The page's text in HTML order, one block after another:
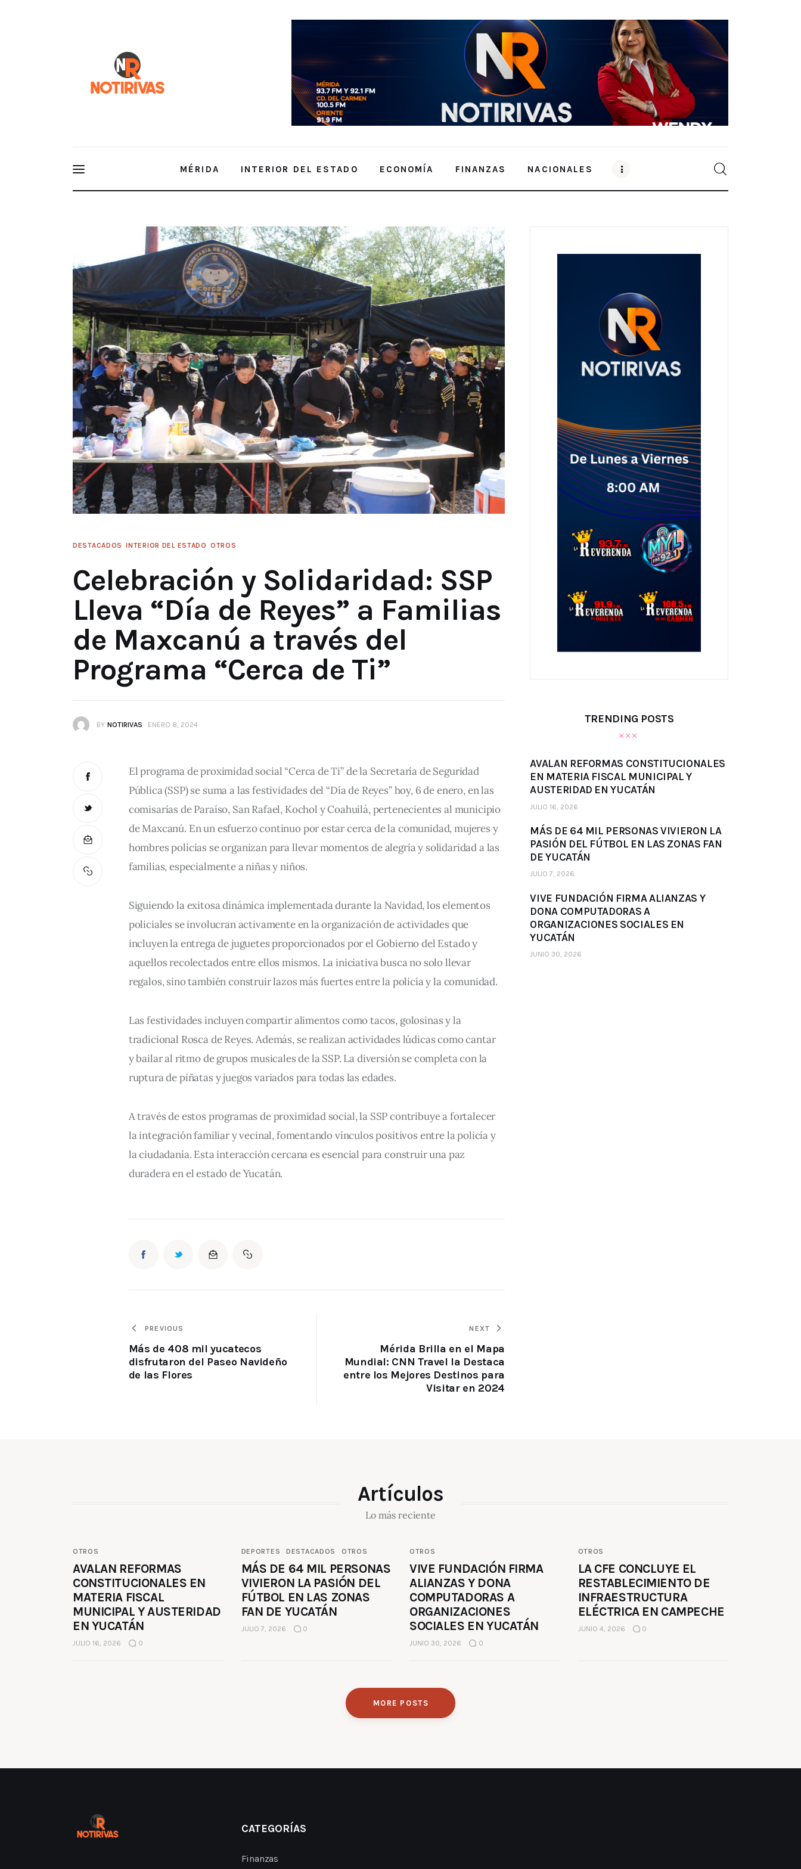
MÉRIDA INTERIOR DEL ESTADO ECONOMÍA FINANZAS NACIONALES
Celebración y Solidaridad: SSP Lleva “Día de Reyes” a Familias de Maxcanú a través del
DESTACADOS INTERIOR DEL ESTADO OTROS
Celebración y Solidaridad: SSP
Lleva “Día de Reyes” a Familias
de Maxcanú a través del
Programa “Cerca de Ti”
BY NOTIRIVAS ENERO 8, 2024
El programa de proximidad social “Cerca de Ti” de la Secretaría de Seguridad
Pública (SSP) se suma a las festividades del “Día de Reyes” hoy, 6 de enero, en las
comisarías de Paraíso, San Rafael, Kochol y Coahuilá, pertenecientes al municipio
de Maxcanú. En un esfuerzo continuo por estar cerca de la comunidad, mujeres y
hombres policías se organizan para llevar momentos de alegría y solidaridad a las
familias, especialmente a niñas y niños.
Siguiendo la exitosa dinámica implementada durante la Navidad, los elementos
policiales se involucran activamente en la organización de actividades que
incluyen la entrega de juguetes proporcionados por el Gobierno del Estado y
aquellos recolectados entre ellos mismos. La iniciativa busca no solo llevar
regalos, sino también construir lazos más fuertes entre la policía y la comunidad.
Las festividades incluyen compartir alimentos como tacos, golosinas y la
tradicional Rosca de Reyes. Además, se realizan actividades lúdicas como cantar
y bailar al ritmo de grupos musicales de la SSP. La diversión se completa con la
ruptura de piñatas y juegos variados para todas las edades.
A través de estos programas de proximidad social, la SSP contribuye a fortalecer
la integración familiar y vecinal, fomentando vínculos positivos entre la policía y
la ciudadanía. Esta interacción cercana es esencial para construir una paz
duradera en el estado de Yucatán.
PREVIOUS
Más de 408 mil yucatecos
disfrutaron del Paseo Navideño
de las Flores
NEXT
Mérida Brilla en el Mapa
Mundial: CNN Travel la Destaca
entre los Mejores Destinos para
Visitar en 2024
TRENDING POSTS
AVALAN REFORMAS CONSTITUCIONALES
EN MATERIA FISCAL MUNICIPAL Y
AUSTERIDAD EN YUCATÁN
JULIO 16, 2026
MÁS DE 64 MIL PERSONAS VIVIERON LA
PASIÓN DEL FÚTBOL EN LAS ZONAS FAN
DE YUCATÁN
JULIO 7, 2026
VIVE FUNDACIÓN FIRMA ALIANZAS Y
DONA COMPUTADORAS A
ORGANIZACIONES SOCIALES EN
YUCATÁN
JUNIO 30, 2026
Artículos
Lo más reciente
OTROS
AVALAN REFORMAS
CONSTITUCIONALES EN
MATERIA FISCAL
MUNICIPAL Y AUSTERIDAD
EN YUCATÁN
JULIO 16, 2026 0
DEPORTES DESTACADOS OTROS
MÁS DE 64 MIL PERSONAS
VIVIERON LA PASIÓN DEL
FÚTBOL EN LAS ZONAS
FAN DE YUCATÁN
JULIO 7, 2026 0
OTROS
VIVE FUNDACIÓN FIRMA
ALIANZAS Y DONA
COMPUTADORAS A
ORGANIZACIONES
SOCIALES EN YUCATÁN
JUNIO 30, 2026 0
OTROS
LA CFE CONCLUYE EL
RESTABLECIMIENTO DE
INFRAESTRUCTURA
ELÉCTRICA EN CAMPECHE
JUNIO 4, 2026 0
MORE POSTS
CATEGORÍAS
Finanzas